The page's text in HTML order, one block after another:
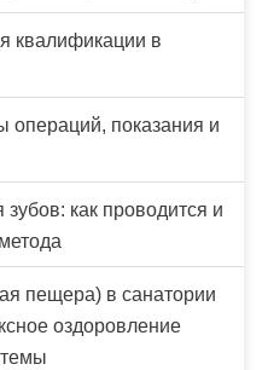
квалификации в
операций, показания и
как проводится и
пещера) в санатории
оздоровление